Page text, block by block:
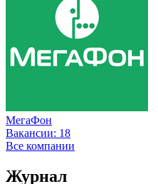
МегаФон
Вакансии: 18
Все компании
Журнал